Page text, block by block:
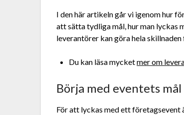
I den här artikeln går vi igenom hur
att sätta tydliga mål, hur man lyckas
leverantörer kan göra hela
Du kan läsa mycketmer om
Börja med eventets
För att lyckas med ett